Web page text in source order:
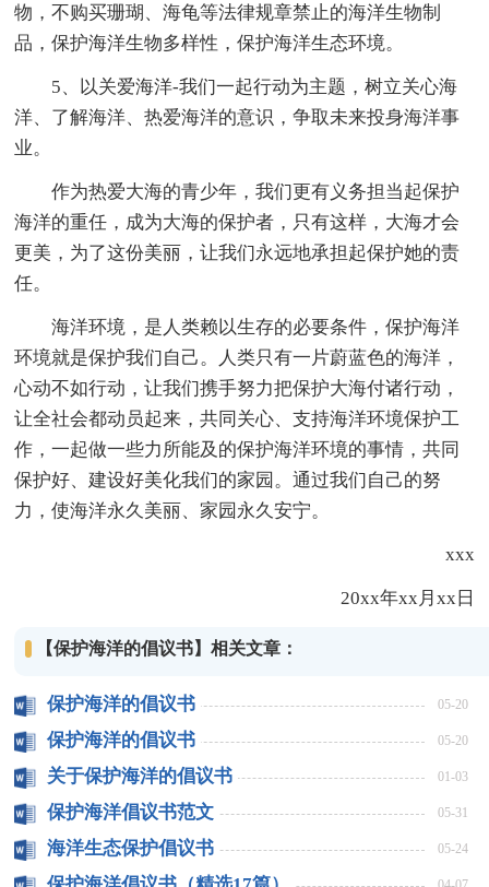
物，不购买珊瑚、海龟等法律规章禁止的海洋生物制
品，保护海洋生物多样性，保护海洋生态环境。
5、以关爱海洋-我们一起行动为主题，树立关心海
洋、了解海洋、热爱海洋的意识，争取未来投身海洋事
业。
作为热爱大海的青少年，我们更有义务担当起保护
海洋的重任，成为大海的保护者，只有这样，大海才会
更美，为了这份美丽，让我们永远地承担起保护她的责
任。
海洋环境，是人类赖以生存的必要条件，保护海洋
环境就是保护我们自己。人类只有一片蔚蓝色的海洋，
心动不如行动，让我们携手努力把保护大海付诸行动，
让全社会都动员起来，共同关心、支持海洋环境保护工
作，一起做一些力所能及的保护海洋环境的事情，共同
保护好、建设好美化我们的家园。通过我们自己的努
力，使海洋永久美丽、家园永久安宁。
xxx
20xx年xx月xx日
【保护海洋的倡议书】相关文章：
保护海洋的倡议书 05-20
保护海洋的倡议书 05-20
关于保护海洋的倡议书 01-03
保护海洋倡议书范文 05-31
海洋生态保护倡议书 05-24